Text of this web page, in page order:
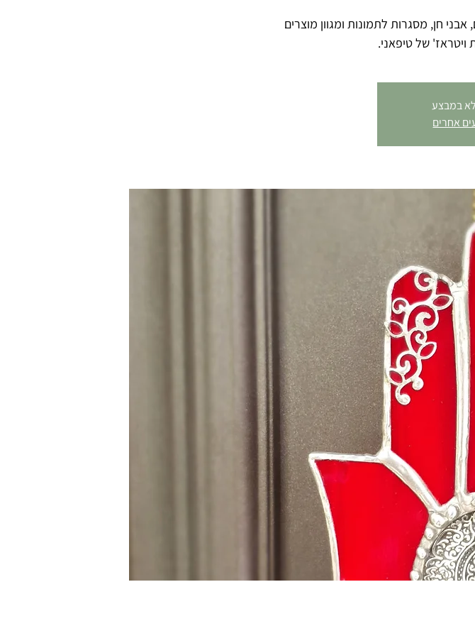
חן, מסגרות לתמונות ומגוון מוצרים
ויטראז' של טיפאני.
במבצע
אחרים